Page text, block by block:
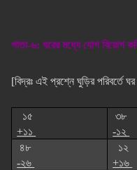
পাতা-৬: ঘরের মধ্যে যোগ বিয়োগ
[বিদ্রঃ এই প্রশ্নে ঘুড়ির পরিবর্তে
১৫
+১১
৩৮
-১২
৪৮
-২৬
১২
+১৬